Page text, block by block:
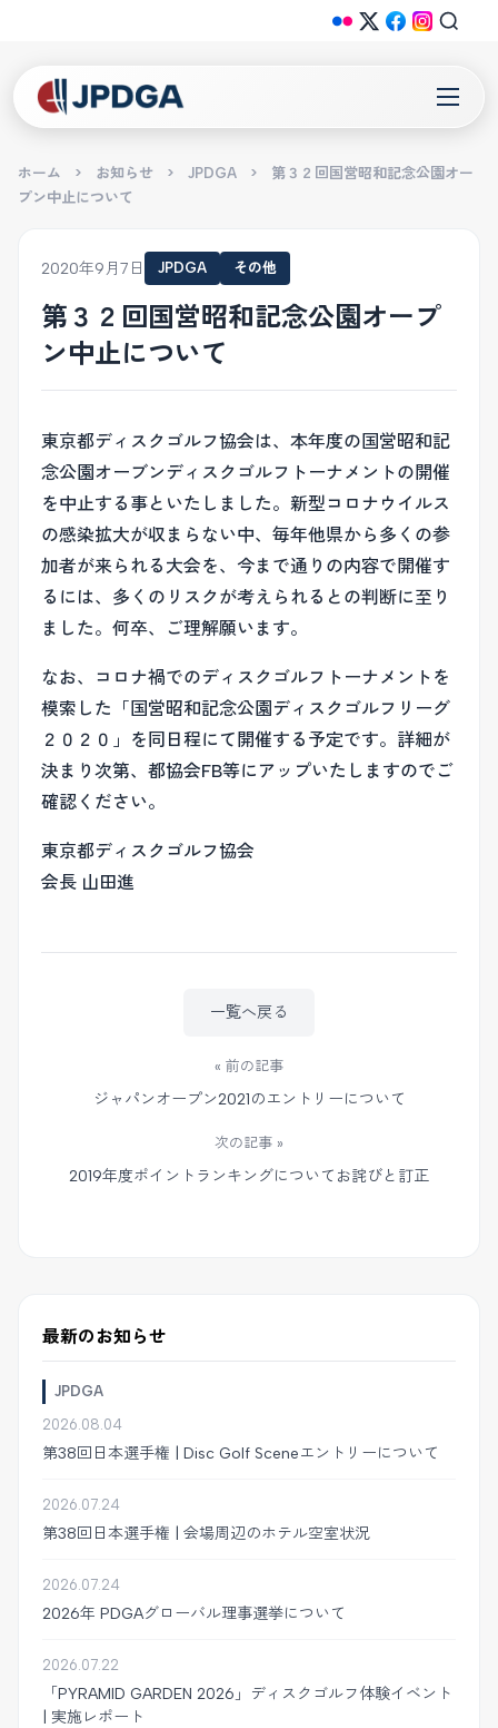
ホーム > お知らせ > JPDGA >
第３２回国営昭和記念公園オー
プン中止について
2020年9月7日 JPDGA その他
第３２回国営昭和記念公園オープ
ン中止について
東京都ディスクゴルフ協会は、本年度の国営昭和記
念公園オーブンディスクゴルフトーナメントの開催
を中止する事といたしました。新型コロナウイルス
の感染拡大が収まらない中、毎年他県から多くの参
加者が来られる大会を、今まで通りの内容で開催す
るには、多くのリスクが考えられるとの判断に至り
ました。何卒、ご理解願います。
なお、コロナ禍でのディスクゴルフトーナメントを
模索した「国営昭和記念公園ディスクゴルフリーグ
２０２０」を同日程にて開催する予定です。詳細が
決まり次第、都協会FB等にアップいたしますのでご
確認ください。
東京都ディスクゴルフ協会
会長 山田進
« 前の記事
ジャパンオープン2021のエントリーについて
一覧へ戻る
次の記事 »
2019年度ポイントランキングについてお詫びと訂正
最新のお知らせ
JPDGA
2026.08.04
第38回日本選手権 | Disc Golf Sceneエントリーについて
2026.07.24
第38回日本選手権 | 会場周辺のホテル空室状況
2026.07.24
2026年 PDGAグローバル理事選挙について
2026.07.22
「PYRAMID GARDEN 2026」ディスクゴルフ体験イベント
| 実施レポート